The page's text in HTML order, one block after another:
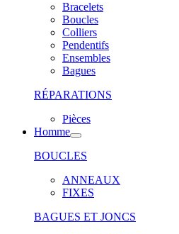
Bracelets
Boucles
Colliers
Pendentifs
Ensembles
Bagues
RÉPARATIONS
Pièces
Homme
BOUCLES
ANNEAUX
FIXES
BAGUES ET JONCS